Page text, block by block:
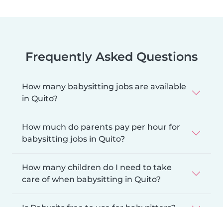
Frequently Asked Questions
How many babysitting jobs are available
in Quito?
How much do parents pay per hour for
babysitting jobs in Quito?
How many children do I need to take
care of when babysitting in Quito?